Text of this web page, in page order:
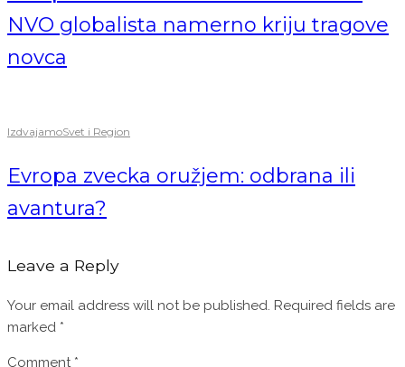
NVO globalista namerno kriju tragove
novca
IzdvajamoSvet i Region
Evropa zvecka oružjem: odbrana ili
avantura?
Leave a Reply
Your email address will not be published. Required fields are
marked *
Comment *